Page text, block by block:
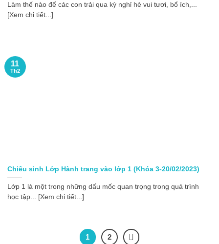
Làm thế nào để các con trải qua kỳ nghỉ hè vui tươi, bổ ích,...
[Xem chi tiết...]
Chiêu sinh Lớp Hành trang vào lớp 1 (Khóa 3-20/02/2023)
Lớp 1 là một trong những dấu mốc quan trọng trong quá trình
học tập... [Xem chi tiết...]
11
Th2
1 2